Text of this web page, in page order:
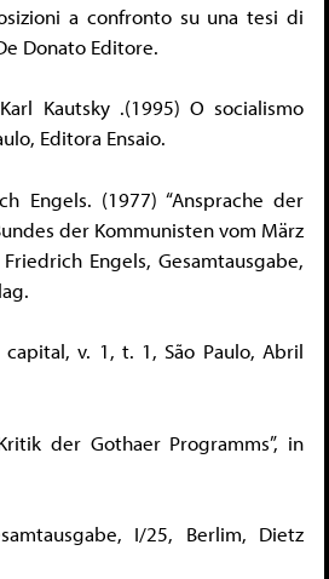
a confronto su una tesi di
Donato Editore.
Kautsky .(1995) O socialismo
Editora Ensaio.
Engels. (1977) “Ansprache der
der Kommunisten vom März
Engels, Gesamtausgabe,
capital, v. 1, t. 1, São Paulo, Abril
der Gothaer Programms”, in
I/25, Berlim, Dietz